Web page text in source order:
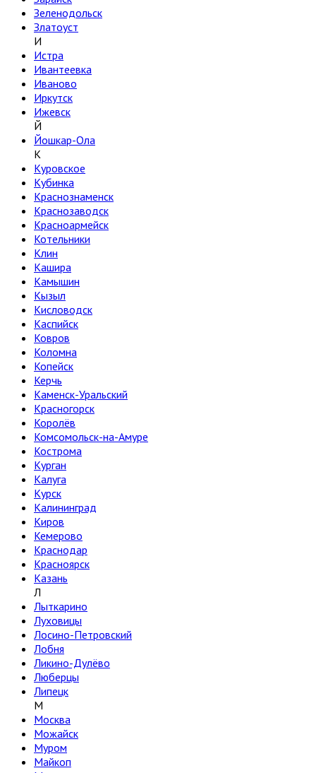
Зеленодольск
Златоуст
И
Истра
Ивантеевка
Иваново
Иркутск
Ижевск
Й
Йошкар-Ола
К
Куровское
Кубинка
Краснознаменск
Краснозаводск
Красноармейск
Котельники
Клин
Кашира
Камышин
Кызыл
Кисловодск
Каспийск
Ковров
Коломна
Копейск
Керчь
Каменск-Уральский
Красногорск
Королёв
Комсомольск-на-Амуре
Кострома
Курган
Калуга
Курск
Калининград
Киров
Кемерово
Краснодар
Красноярск
Казань
Л
Лыткарино
Луховицы
Лосино-Петровский
Лобня
Ликино-Дулёво
Люберцы
Липецк
М
Москва
Можайск
Муром
Майкоп